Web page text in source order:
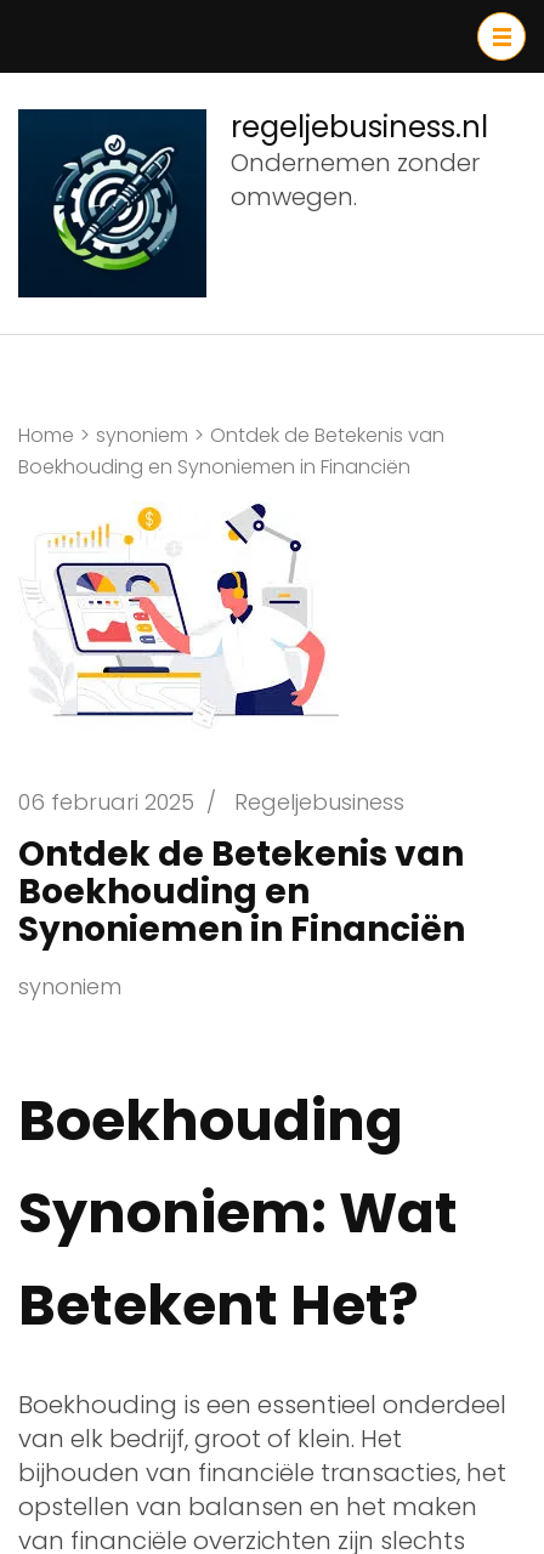
inhoud
(druk
Enter)
regeljebusiness.nl
Ondernemen zonder
omwegen.
Home > synoniem > Ontdek de Betekenis van
Boekhouding en Synoniemen in Financiën
06 februari 2025 / Regeljebusiness
Ontdek de Betekenis van
Boekhouding en
Synoniemen in Financiën
synoniem
Boekhouding
Synoniem: Wat
Betekent Het?
Boekhouding is een essentieel onderdeel
van elk bedrijf, groot of klein. Het
bijhouden van financiële transacties, het
opstellen van balansen en het maken
van financiële overzichten zijn slechts